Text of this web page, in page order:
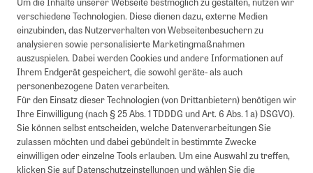
verschiedene Technologien. Diese dienen dazu, externe Medien
einzubinden, das Nutzerverhalten von Webseitenbesuchern zu
analysieren sowie personalisierte Marketingmaßnahmen
auszuspielen. Dabei werden Cookies und andere Informationen auf
Ihrem Endgerät gespeichert, die sowohl geräte- als auch
personenbezogene Daten verarbeiten.
Für den Einsatz dieser Technologien (von Drittanbietern) benötigen wir
Ihre Einwilligung (nach § 25 Abs. 1 TDDDG und Art. 6 Abs. 1 a) DSGVO).
Sie können selbst entscheiden, welche Datenverarbeitungen Sie
zulassen möchten und dabei gebündelt in bestimmte Zwecke
einwilligen oder einzelne Tools erlauben. Um eine Auswahl zu treffen,
klicken Sie aufDatenschutzeinstellungenund wählen Sie die